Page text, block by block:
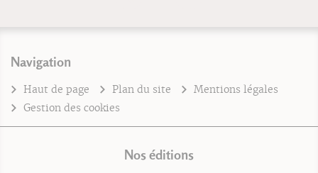
Navigation
Haut de page Plan du site
Mentions légales
Gestion des cookies
Nos éditions